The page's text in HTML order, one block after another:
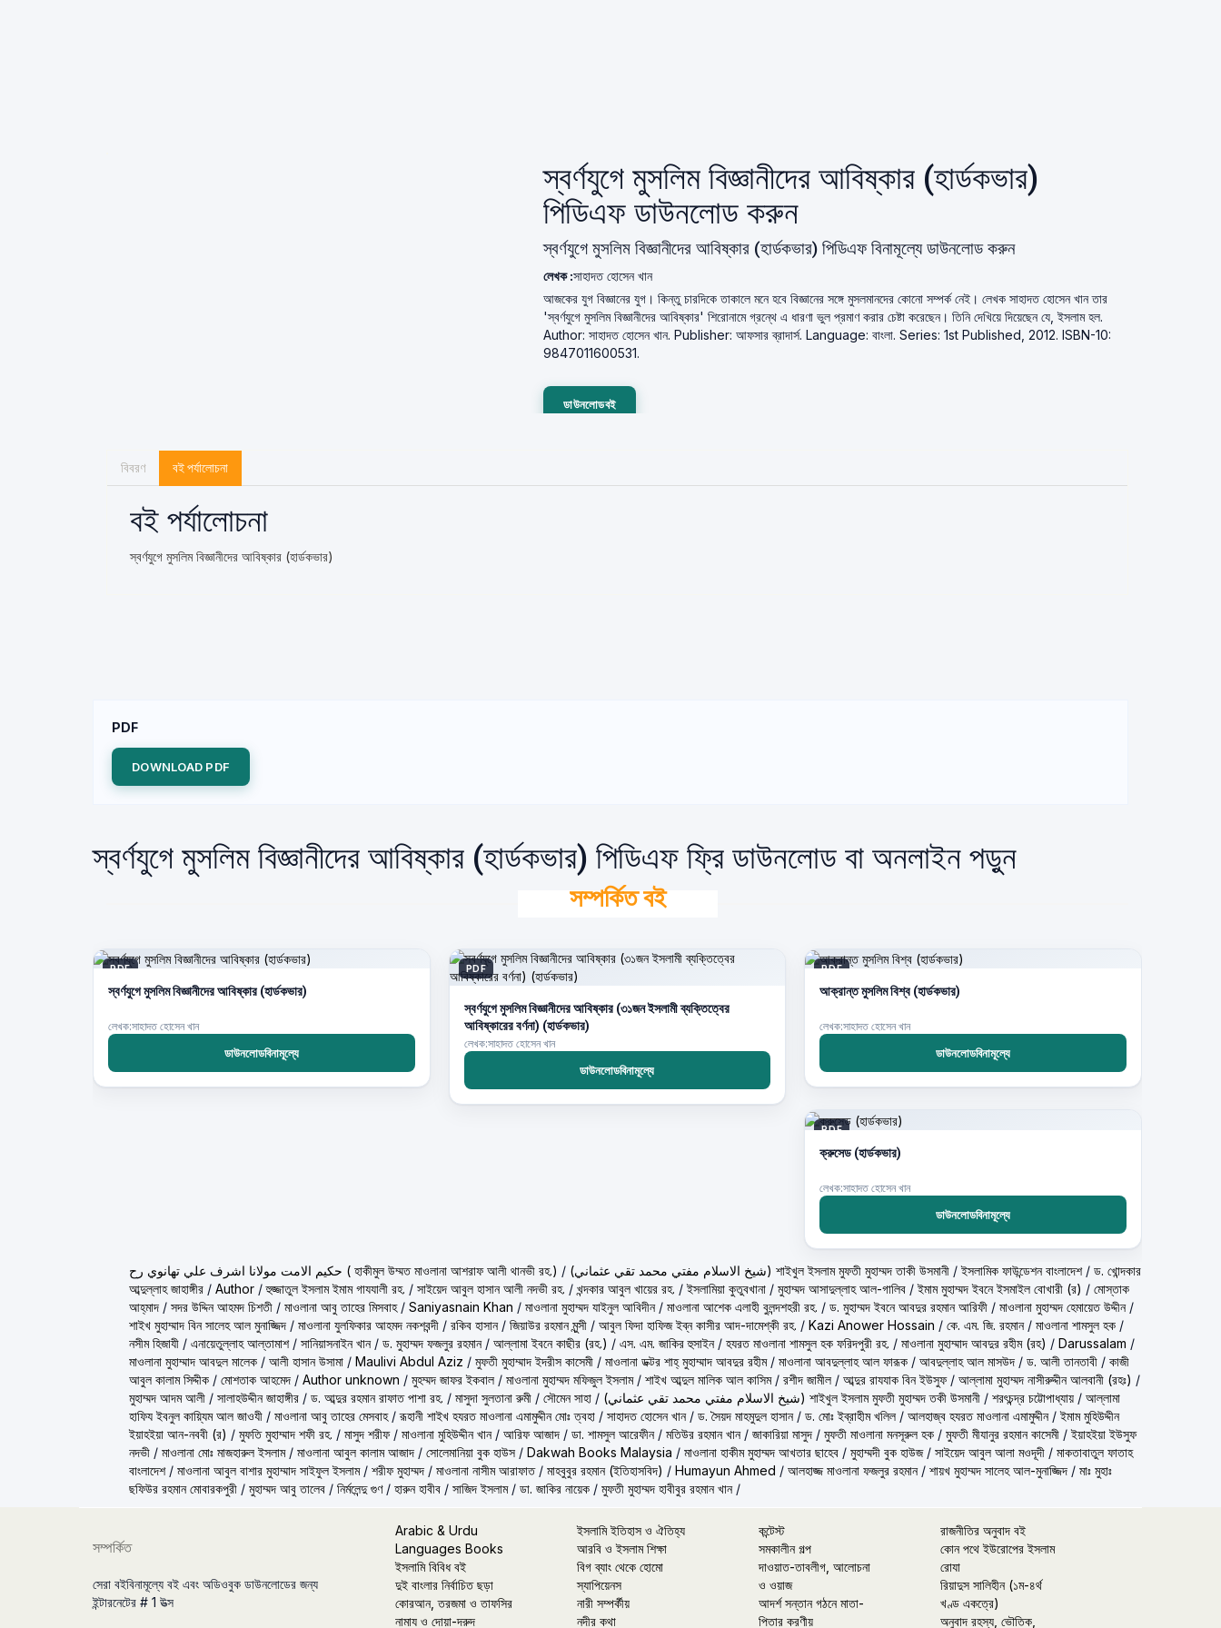
স্বর্ণযুগে মুসলিম বিজ্ঞানীদের আবিষ্কার (হার্ডকভার)
পিডিএফ ডাউনলোড করুন
স্বর্ণযুগে মুসলিম বিজ্ঞানীদের আবিষ্কার (হার্ডকভার) পিডিএফ বিনামূল্যে ডাউনলোড করুন
লেখক :সাহাদত হোসেন খান
আজকের যুগ বিজ্ঞানের যুগ। কিন্তু চারদিকে তাকালে মনে হবে বিজ্ঞানের সঙ্গে মুসলমানদের কোনো সম্পর্ক নেই। লেখক সাহাদত হোসেন খান তার
'স্বর্ণযুগে মুসলিম বিজ্ঞানীদের আবিষ্কার' শিরোনামে গ্রন্থে এ ধারণা ভুল প্রমাণ করার চেষ্টা করেছেন। তিনি দেখিয়ে দিয়েছেন যে, ইসলাম হল.
Author: সাহাদত হোসেন খান. Publisher: আফসার ব্রাদার্স. Language: বাংলা. Series: 1st Published, 2012. ISBN-10:
9847011600531.
ডাউনলোডবই
বিবরণ বই পর্যালোচনা
বই পর্যালোচনা
স্বর্ণযুগে মুসলিম বিজ্ঞানীদের আবিষ্কার (হার্ডকভার)
PDF
DOWNLOAD PDF
স্বর্ণযুগে মুসলিম বিজ্ঞানীদের আবিষ্কার (হার্ডকভার) পিডিএফ ফ্রি ডাউনলোড বা অনলাইন পড়ুন
সম্পর্কিত বই
PDF
স্বর্ণযুগে মুসলিম বিজ্ঞানীদের আবিষ্কার (হার্ডকভার)
লেখক:সাহাদত হোসেন খান
ডাউনলোডবিনামূল্যে
PDF
স্বর্ণযুগে মুসলিম বিজ্ঞানীদের আবিষ্কার (৩১জন ইসলামী ব্যক্তিত্বের
আবিষ্কারের বর্ণনা) (হার্ডকভার)
লেখক:সাহাদত হোসেন খান
ডাউনলোডবিনামূল্যে
PDF
আক্রান্ত মুসলিম বিশ্ব (হার্ডকভার)
লেখক:সাহাদত হোসেন খান
ডাউনলোডবিনামূল্যে
PDF
ক্রুসেড (হার্ডকভার)
লেখক:সাহাদত হোসেন খান
ডাউনলোডবিনামূল্যে
حكيم الامت مولانا اشرف علي تهانوي رح ( হাকীমুল উম্মত মাওলানা আশরাফ আলী থানভী রহ.) / (شيخ الاسلام مفتي محمد تقي عثماني) শাইখুল ইসলাম মুফতী মুহাম্মদ তাকী উসমানী /ইসলামিক ফাউন্ডেশন বাংলাদেশ/ ড. খোন্দকার
আব্দুল্লাহ জাহাঙ্গীর / Author /হুজ্জাতুল ইসলাম ইমাম গাযযালী রহ. / সাইয়েদ আবুল হাসান আলী নদভী রহ. / খন্দকার আবুল খায়ের রহ. /ইসলামিয়া কুতুবখানা / মুহাম্মদ আসাদুল্লাহ আল-গালিব /ইমাম মুহাম্মদ ইবনে ইসমাইল বোখারী (র) / মোস্তাক
আহ্‌মাদ / সদর উদ্দিন আহমদ চিশতী / মাওলানা আবু তাহের মিসবাহ/ Saniyasnain Khan / মাওলানা মুহাম্মদ যাইনুল আবিদীন/ মাওলানা আশেক এলাহী বুলন্দশহরী রহ. / ড. মুহাম্মদ ইবনে আবদুর রহমান আরিফী / মাওলানা মুহাম্মদ হেমায়েত উদ্দীন/
শাইখ মুহাম্মাদ বিন সালেহ আল মুনাজ্জিদ / মাওলানা যুলফিকার আহমদ নকশবন্দী / রকিব হাসান/ জিয়াউর রহমান মুন্সী / আবুল ফিদা হাফিজ ইব্‌ন কাসীর আদ-দামেশ্‌কী রহ. / Kazi Anower Hossain / কে. এম. জি. রহমান/ মাওলানা শামসুল হক /
নসীম হিজাযী / এনায়েতুল্লাহ আল্‌তামাশ/ সানিয়াসনাইন খান/ ড. মুহাম্মদ ফজলুর রহমান/ আল্লামা ইবনে কাছীর (রহ.) / এস. এম. জাকির হুসাইন/ হযরত মাওলানা শামসুল হক ফরিদপুরী রহ. / মাওলানা মুহাম্মাদ আবদুর রহীম (রহ) / Darussalam /
মাওলানা মুহাম্মাদ আবদুল মালেক / আলী হাসান উসামা / Maulivi Abdul Aziz / মুফতী মুহাম্মাদ ইদরীস কাসেমী / মাওলানা ডক্টর শাহ্‌ মুহাম্মাদ আবদুর রহীম/ মাওলানা আবদুল্লাহ আল ফারূক / আবদুল্লাহ আল মাসউদ / ড. আলী তানতাবী / কাজী
আবুল কালাম সিদ্দীক / মোশতাক আহমেদ / Author unknown / মুহম্মদ জাফর ইকবাল / মাওলানা মুহাম্মদ মফিজুল ইসলাম/ শাইখ আব্দুল মালিক আল কাসিম/ রশীদ জামীল / আব্দুর রাযযাক বিন ইউসুফ/ আল্লামা মুহাম্মদ নাসীরুদ্দীন আলবানী (রহঃ) /
মুহাম্মদ আদম আলী / সালাহউদ্দীন জাহাঙ্গীর / ড. আব্দুর রহমান রাফাত পাশা রহ. / মাসুদা সুলতানা রুমী / সৌমেন সাহা / (شيخ الاسلام مفتي محمد تقي عثماني) শাইখুল ইসলাম মুফতী মুহাম্মদ তকী উসমানী / শরৎচন্দ্র চট্টোপাধ্যায় / আল্লামা
হাফিয ইবনুল কায়্যিম আল জাওযী / মাওলানা আবু তাহের মেসবাহ/রূহানী শাইখ হযরত মাওলানা এমামুদ্দীন মোঃ ত্বহা / সাহাদত হোসেন খান/ ড. সৈয়দ মাহমুদুল হাসান/ ড. মোঃ ইব্রাহীম খলিল / আলহাজ্ব হযরত মাওলানা এমামুদ্দীন/ইমাম মুহিউদ্দীন
ইয়াহইয়া আন-নববী (র) / মুফতি মুহাম্মাদ শফী রহ. / মাসুদ শরীফ/ মাওলানা মুহিউদ্দীন খান/ আরিফ আজাদ / ডা. শামসুল আরেফীন/ মতিউর রহমান খান/ জাকারিয়া মাসুদ / মুফতী মাওলানা মনসূরুল হক / মুফতী মীযানুর রহমান কাসেমী /ইয়াহইয়া ইউসুফ
নদভী / মাওলানা মোঃ মাজহারুল ইসলাম/ মাওলানা আবুল কালাম আজাদ / সোলেমানিয়া বুক হাউস / Dakwah Books Malaysia / মাওলানা হাকীম মুহাম্মদ আখতার ছাহেব / মুহাম্মদী বুক হাউজ/ সাইয়েদ আবুল আলা মওদূদী / মাকতাবাতুল ফাতাহ
বাংলাদেশ/ মাওলানা আবুল বাশার মুহাম্মাদ সাইফুল ইসলাম/ শরীফ মুহাম্মদ / মাওলানা নাসীম আরাফাত/ মাহবুবুর রহমান (ইতিহাসবিদ) / Humayun Ahmed / আলহাজ্জ মাওলানা ফজলুর রহমান/ শায়খ মুহাম্মদ সালেহ আল-মুনাজ্জিদ / মাঃ মুহাঃ
ছফিউর রহমান মোবারকপুরী / মুহাম্মদ আবু তালেব / নির্মলেন্দু গুণ/ হারুন হাবীব / সাজিদ ইসলাম/ ডা. জাকির নায়েক / মুফতী মুহাম্মদ হাবীবুর রহমান খান/
সম্পর্কিত
সেরা বইবিনামূল্যে বই এবং অডিওবুক ডাউনলোডের জন্য
ইন্টারনেটের # 1 উত্স
Arabic & Urdu
Languages Books
ইসলামি বিবিধ বই
দুই বাংলার নির্বাচিত ছড়া
কোরআন, তরজমা ও তাফসির
নামায ও দোয়া-দরুদ
ইসলামি ইতিহাস ও ঐতিহ্য
আরবি ও ইসলাম শিক্ষা
বিগ ব্যাং থেকে হোমো
স্যাপিয়েনস
নারী সম্পর্কীয়
নদীর কথা
কন্টেস্ট
সমকালীন গল্প
দাওয়াত-তাবলীগ, আলোচনা
ও ওয়াজ
আদর্শ সন্তান গঠনে মাতা-
পিতার করণীয়
রাজনীতির অনুবাদ বই
কোন পথে ইউরোপের ইসলাম
রোযা
রিয়াদুস সালিহীন (১ম-৪র্থ
খণ্ড একত্রে)
অনুবাদ রহস্য, ভৌতিক,